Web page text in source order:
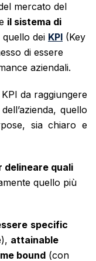
mercato del
il sistema di
quello dei KPI (Key
di essere
aziendali.
da raggiungere
quello
sia chiaro e
delineare quali
quello più
specific
attainable
bound (con